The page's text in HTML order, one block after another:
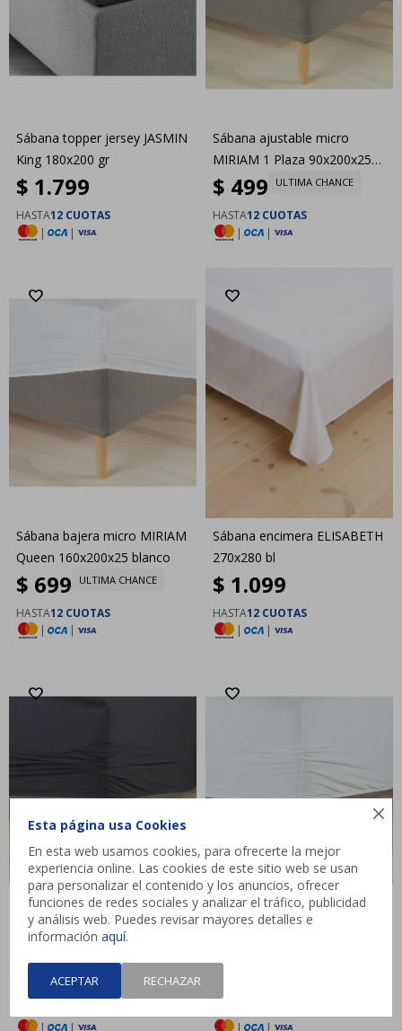

Esta página usa Cookies
En esta web usamos cookies, para ofrecerte la mejor
experiencia online. Las cookies de este sitio web se usan
para personalizar el contenido y los anuncios, ofrecer
funciones de redes sociales y analizar el tráfico, publicidad
y análisis web. Puedes revisar mayores detalles e
informaciónaquí.
ACEPTAR RECHAZAR
Sábana topper jersey JASMIN
King 180x200 gr
$ 1.799
HASTA12 CUOTAS
|
|
Sábana ajustable micro
MIRIAM 1 Plaza 90x200x25
gris
$ 499 ULTIMA CHANCE
HASTA12 CUOTAS
|
|
Sábana bajera micro MIRIAM
Queen 160x200x25 blanco
$ 699 ULTIMA CHANCE
HASTA12 CUOTAS
|
|
Sábana encimera ELISABETH
270x280 bl
$ 1.099
HASTA12 CUOTAS
|
|
Sábana bajera jersey JENNY
899 ULTIMA CHANCE
|
|
Sábana bajera jersey JETTE
|
|